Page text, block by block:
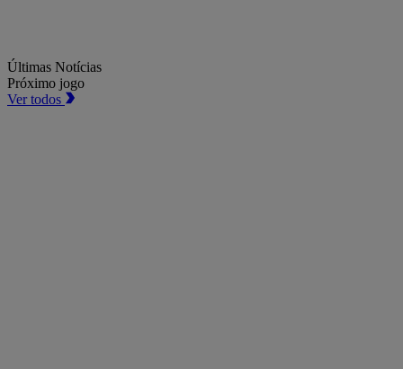
Últimas Notícias
Próximo jogo
Ver todos